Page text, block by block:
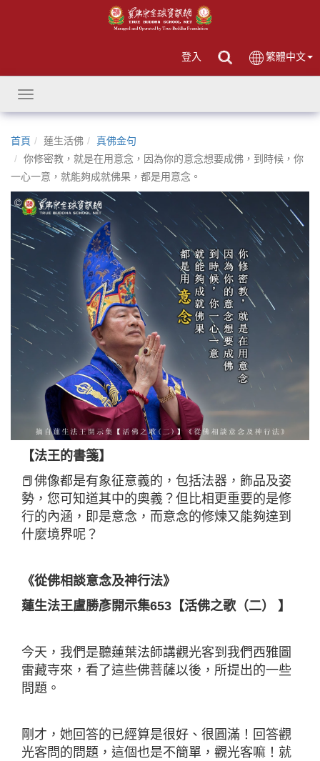
登入 繁體中文
Toggle
navigation
首頁 蓮生活佛
真佛金句
你修密教，就是在用意念，因為你的意念想要成佛，到時候，你
一心一意，就能夠成就佛果，都是用意念。
【法王的書箋】
📕佛像都是有象征意義的，包括法器，飾品及姿
勢，您可知道其中的奧義？但比相更重要的是修
行的內涵，即是意念，而意念的修煉又能夠達到
什麼境界呢？
《從佛相談意念及神行法》
蓮生法王盧勝彥開示集653【活佛之歌（二） 】
今天，我們是聽蓮葉法師講觀光客到我們西雅圖
雷藏寺來，看了這些佛菩薩以後，所提出的一些
問題。
剛才，她回答的已經算是很好、很圓滿！回答觀
光客問的問題，這個也是不簡單，觀光客嘛！就